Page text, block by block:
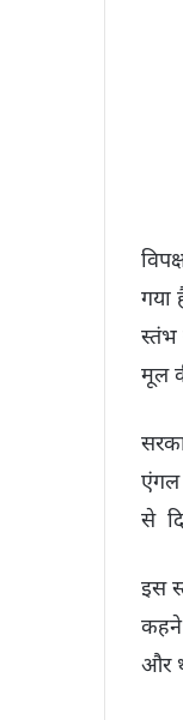
गया
स्तंभ
मूल
एंगल
से
इस
कहने
और